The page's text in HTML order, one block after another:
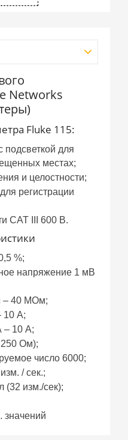
Networks
Fluke 115:
для
местах;
и целостности;
регистрации
CAT III 600 В.
%;
напряжение 1 мВ
– 40 МОм;
10 А;
– 10 А;
Ом);
число 6000;
/ сек.;
(32 изм./сек);
значений